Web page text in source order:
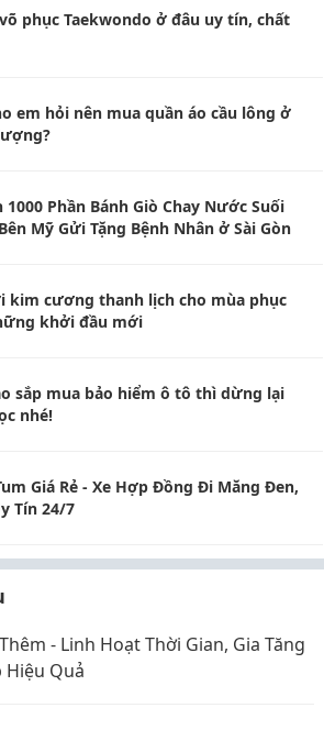
phục Taekwondo ở đâu uy tín, chất
em hỏi nên mua quần áo cầu lông ở
1000 Phần Bánh Giò Chay Nước Suối
Mỹ Gửi Tặng Bệnh Nhân ở Sài Gòn
kim cương thanh lịch cho mùa phục
khởi đầu mới
sắp mua bảo hiểm ô tô thì dừng lại
nhé!
Giá Rẻ - Xe Hợp Đồng Đi Măng Đen,
Tín 24/7
- Linh Hoạt Thời Gian, Gia Tăng
Hiệu Quả